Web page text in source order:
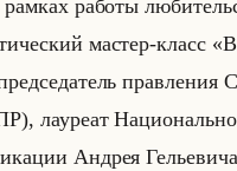
ра­бо­ты
ма­стер-класс
прав­ле­ния
ла­уре­ат
Ан­дрея